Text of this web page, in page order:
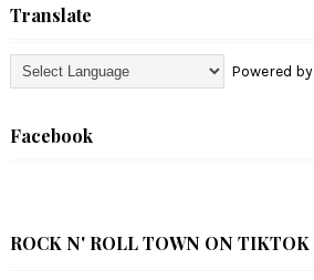
Translate
Powered by
Facebook
ROCK N' ROLL TOWN ON TIKTOK